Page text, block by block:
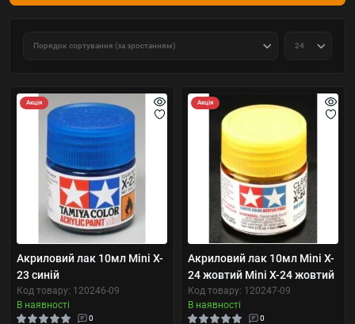
Акція
Акриловий лак 10мл Mini X-
23 синій
Код товару: 120246-09
В наявності
0
Акція
Акриловий лак 10мл Mini X-
24 жовтий Mini X-24 жовтий
Код товару: 120247-09
В наявності
0